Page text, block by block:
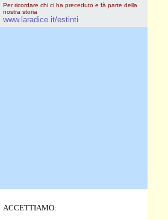
Per ricordare chi ci ha preceduto e fà parte della
nostra storia
www.laradice.it/estinti
ACCETTIAMO: